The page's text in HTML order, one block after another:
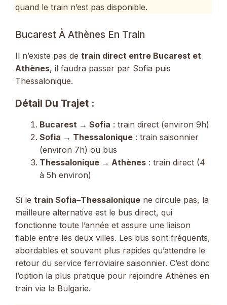
quand le train n’est pas disponible.
Bucarest À Athènes En Train
Il n’existe pas de train direct entre Bucarest et
Athènes, il faudra passer par Sofia puis
Thessalonique.
Détail Du Trajet :
Bucarest → Sofia : train direct (environ 9h)
Sofia → Thessalonique : train saisonnier
(environ 7h) ou bus
Thessalonique → Athènes : train direct (4
à 5h environ)
Si le train Sofia–Thessalonique ne circule pas, la
meilleure alternative est le bus direct, qui
fonctionne toute l’année et assure une liaison
fiable entre les deux villes. Les bus sont fréquents,
abordables et souvent plus rapides qu’attendre le
retour du service ferroviaire saisonnier. C’est donc
l’option la plus pratique pour rejoindre Athènes en
train via la Bulgarie.